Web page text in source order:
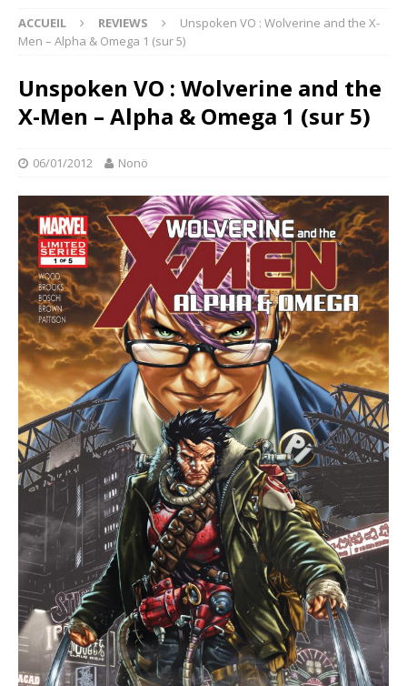
ACCUEIL REVIEWS
Unspoken VO : Wolverine and the X-
Men – Alpha & Omega 1 (sur 5)
Unspoken VO : Wolverine and the
X-Men – Alpha & Omega 1 (sur 5)
06/01/2012 Nonö